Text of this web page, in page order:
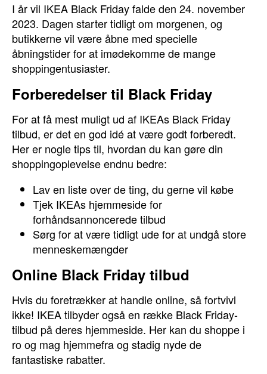
I år vil IKEA Black Friday falde den 24. november
2023. Dagen starter tidligt om morgenen, og
butikkerne vil være åbne med specielle
åbningstider for at imødekomme de mange
shoppingentusiaster.
Forberedelser til Black Friday
For at få mest muligt ud af IKEAs Black Friday
tilbud, er det en god idé at være godt forberedt.
Her er nogle tips til, hvordan du kan gøre din
shoppingoplevelse endnu bedre:
Lav en liste over de ting, du gerne vil købe
Tjek IKEAs hjemmeside for
forhåndsannoncerede tilbud
Sørg for at være tidligt ude for at undgå store
menneskemængder
Online Black Friday tilbud
Hvis du foretrækker at handle online, så fortvivl
ikke! IKEA tilbyder også en række Black Friday-
tilbud på deres hjemmeside. Her kan du shoppe i
ro og mag hjemmefra og stadig nyde de
fantastiske rabatter.